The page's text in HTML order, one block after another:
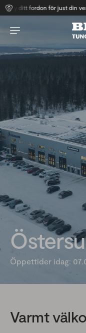
ditt fordon för just din
Öppettider idag:
Varmt